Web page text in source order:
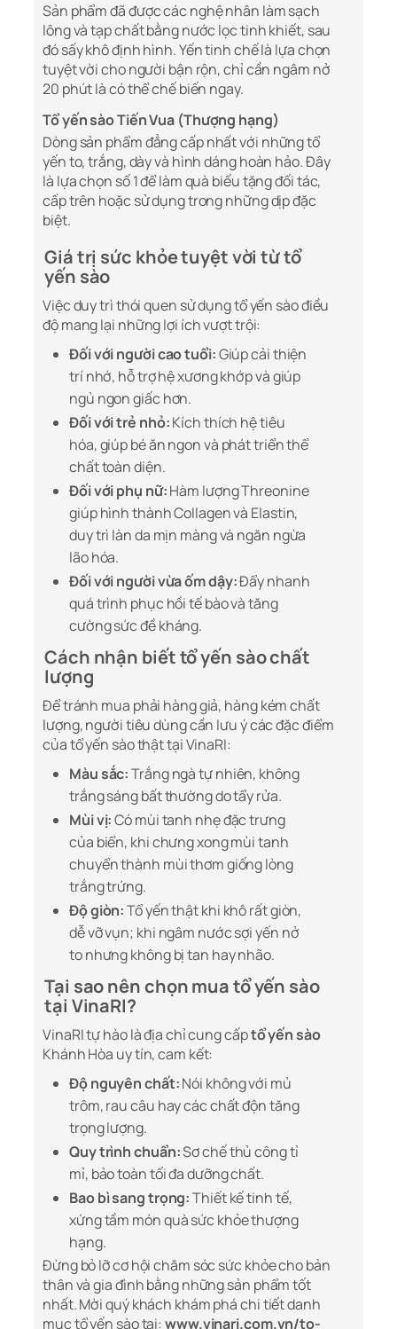
Sản phẩm đã được các nghệ nhân làm sạch
lông và tạp chất bằng nước lọc tinh khiết, sau
đó sấy khô định hình. Yến tinh chế là lựa chọn
tuyệt vời cho người bận rộn, chỉ cần ngâm nở
20 phút là có thể chế biến ngay.
Tổ yến sào Tiến Vua (Thượng hạng)
Dòng sản phẩm đẳng cấp nhất với những tổ
yến to, trắng, dày và hình dáng hoàn hảo. Đây
là lựa chọn số 1 để làm quà biếu tặng đối tác,
cấp trên hoặc sử dụng trong những dịp đặc
biệt.
Giá trị sức khỏe tuyệt vời từ tổ
yến sào
Việc duy trì thói quen sử dụng tổ yến sào điều
độ mang lại những lợi ích vượt trội:
Đối với người cao tuổi:Giúp cải thiện
trí nhớ, hỗ trợ hệ xương khớp và giúp
ngủ ngon giấc hơn.
Đối với trẻ nhỏ:Kích thích hệ tiêu
hóa, giúp bé ăn ngon và phát triển thể
chất toàn diện.
Đối với phụ nữ:Hàm lượng Threonine
giúp hình thành Collagen và Elastin,
duy trì làn da mịn màng và ngăn ngừa
lão hóa.
Đối với người vừa ốm dậy:Đẩy nhanh
quá trình phục hồi tế bào và tăng
cường sức đề kháng.
Cách nhận biết tổ yến sào chất
lượng
Để tránh mua phải hàng giả, hàng kém chất
lượng, người tiêu dùng cần lưu ý các đặc điểm
của tổ yến sào thật tại VinaRI:
Màu sắc:Trắng ngà tự nhiên, không
trắng sáng bất thường do tẩy rửa.
Mùi vị:Có mùi tanh nhẹ đặc trưng
của biển, khi chưng xong mùi tanh
chuyển thành mùi thơm giống lòng
trắng trứng.
Độ giòn:Tổ yến thật khi khô rất giòn,
dễ vỡ vụn; khi ngâm nước sợi yến nở
to nhưng không bị tan hay nhão.
Tại sao nên chọn mua tổ yến sào
tại VinaRI?
VinaRI tự hào là địa chỉ cung cấptổ yến sào
Khánh Hòa uy tín, cam kết:
Độ nguyên chất:Nói không với mủ
trôm, rau câu hay các chất độn tăng
trọng lượng.
Quy trình chuẩn:Sơ chế thủ công tỉ
mỉ, bảo toàn tối đa dưỡng chất.
Bao bì sang trọng:Thiết kế tinh tế,
xứng tầm món quà sức khỏe thượng
hạng.
Đừng bỏ lỡ cơ hội chăm sóc sức khỏe cho bản
thân và gia đình bằng những sản phẩm tốt
nhất. Mời quý khách khám phá chi tiết danh
mục tổ yến sào tại: www.vinari.com.vn/to-